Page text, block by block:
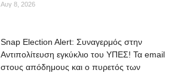
Αυγ 8, 2026
Snap Election Alert: Συναγερμός στην
Αντιπολίτευση εγκύκλιο του ΥΠΕΣ! Τα email
στους απόδημους και ο πυρετός των